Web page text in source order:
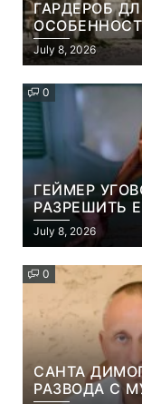
ГАРДЕРОБ
ПАРКИ И
July 8, 2026
0
ГЕЙМЕР
РАЗРЕШИТЬ
ЧТО ЭТО
УБИЙСТВО
July 8, 2026
0
САНТА
РАЗВОДА С